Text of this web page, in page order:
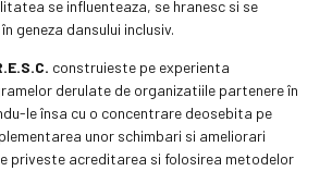
se influenteaza, se hranesc si se
geneza dansului inclusiv.
construieste pe experienta
derulate de organizatiile partenere în
le însa cu o concentrare deosebita pe
unor schimbari si ameliorari
priveste acreditarea si folosirea metodelor